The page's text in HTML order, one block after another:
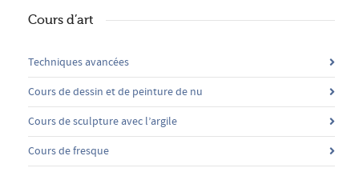
Cours d’art
Techniques avancées
Cours de dessin et de peinture de nu
Cours de sculpture avec l’argile
Cours de fresque